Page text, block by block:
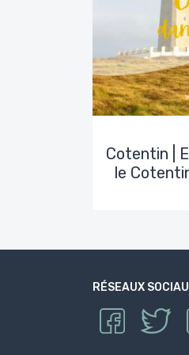
Cotentin |
le
RÉSEAUX